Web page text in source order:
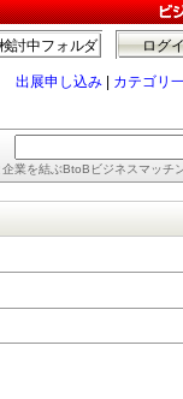
ログ
検討中フォルダ
出展申し込み カテゴリ
業を結ぶBtoBビジネスマッチ